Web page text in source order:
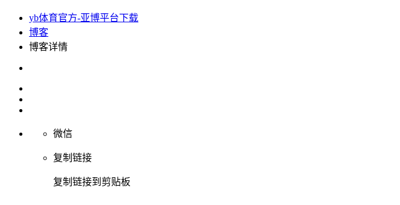
yb体育官方-亚博平台下载
博客
博客详情
微信
复制链接
复制链接到剪贴板